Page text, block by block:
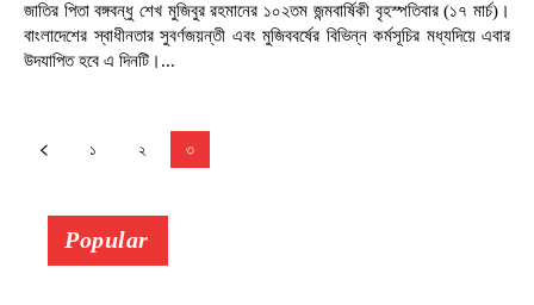
জাতির পিতা বঙ্গবন্ধু শেখ মুজিবুর রহমানের ১০২তম জন্মবার্ষিকী বৃহস্পতিবার (১৭ মার্চ)।
বাংলাদেশের স্বাধীনতার সুবর্ণজয়ন্তী এবং মুজিববর্ষের বিভিন্ন কর্মসূচির মধ্যদিয়ে এবার
উদযাপিত হবে এ দিনটি।...
১ ২ ৩
Popular